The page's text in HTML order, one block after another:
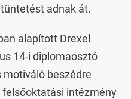
adnak át.
alapított Drexel
14-i diplomaosztó
motiváló beszédre
felsőoktatási intézmény